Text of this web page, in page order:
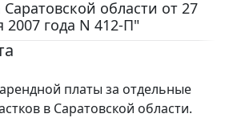
области от 27
2007 года N 412-П"
платы за отдельные
в Саратовской области.